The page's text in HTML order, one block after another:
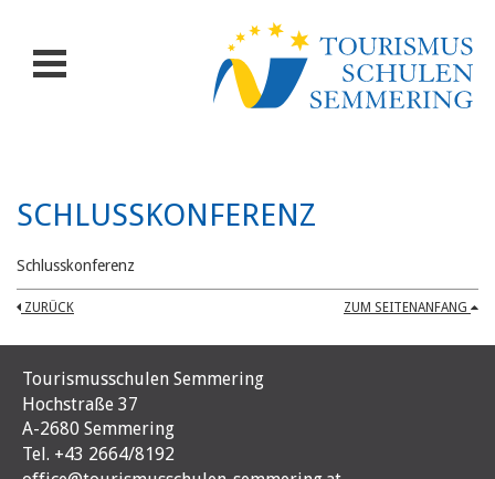
SCHLUSSKONFERENZ
Schlusskonferenz
ZURÜCK ZUM SEITENANFANG
Tourismusschulen Semmering
Hochstraße 37
A-2680 Semmering
Tel. +43 2664/8192